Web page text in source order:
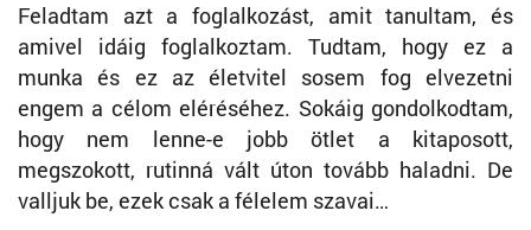
Feladtam azt a foglalkozást, amit tanultam, és
amivel idáig foglalkoztam. Tudtam, hogy ez a
munka és ez az életvitel sosem fog elvezetni
engem a célom eléréséhez. Sokáig gondolkodtam,
hogy nem lenne-e jobb ötlet a kitaposott,
megszokott, rutinná vált úton tovább haladni. De
valljuk be, ezek csak a félelem szavai…